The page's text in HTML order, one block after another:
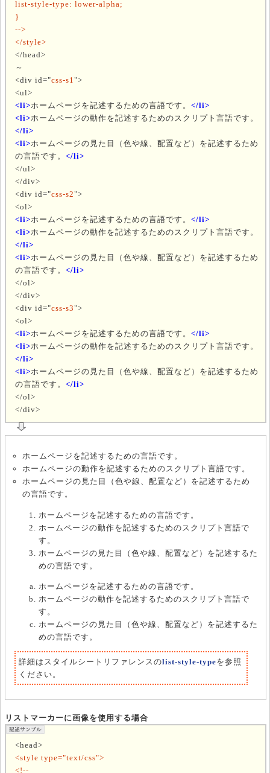
list-style-type: lower-alpha;
}
-->
</style>
</head>
～
<div id="css-s1 ">
<ul>
<li>ホームページを記述するための言語です。 </li>
<li>ホームページの動作を記述するためのスクリプト言語です。
</li>
<li>ホームページの見た目（色や線、配置など）を記述するため
の言語です。 </li>
</ul>
</div>
<div id="css-s2">
<ol>
<li>ホームページを記述するための言語です。 </li>
<li>ホームページの動作を記述するためのスクリプト言語です。
</li>
<li>ホームページの見た目（色や線、配置など）を記述するため
の言語です。 </li>
</ol>
</div>
<div id="css-s3">
<ol>
<li>ホームページを記述するための言語です。 </li>
<li>ホームページの動作を記述するためのスクリプト言語です。
</li>
<li>ホームページの見た目（色や線、配置など）を記述するため
の言語です。 </li>
</ol>
</div>
ホームページを記述するための言語です。
ホームページの動作を記述するためのスクリプト言語です。
ホームページの見た目（色や線、配置など）を記述するため
の言語です。
ホームページを記述するための言語です。
ホームページの動作を記述するためのスクリプト言語で
す。
ホームページの見た目（色や線、配置など）を記述するた
めの言語です。
ホームページを記述するための言語です。
ホームページの動作を記述するためのスクリプト言語で
す。
ホームページの見た目（色や線、配置など）を記述するた
めの言語です。
詳細はスタイルシートリファレンスのlist-style-typeを参照
ください。
リストマーカーに画像を使用する場合
<head>
<style type="text/css">
<!--